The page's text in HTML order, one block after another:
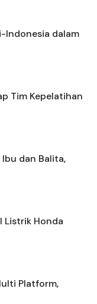
Indonesia dalam
Tim Kepelatihan
dan Balita,
Listrik Honda
Platform,